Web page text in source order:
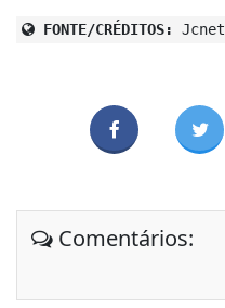
FONTE/CRÉDITOS: Jcnet
Comentários: